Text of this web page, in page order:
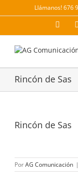
al
Llámanos! 676
Rincón de Sas
Rincón de Sas
PorAG Comunicación |